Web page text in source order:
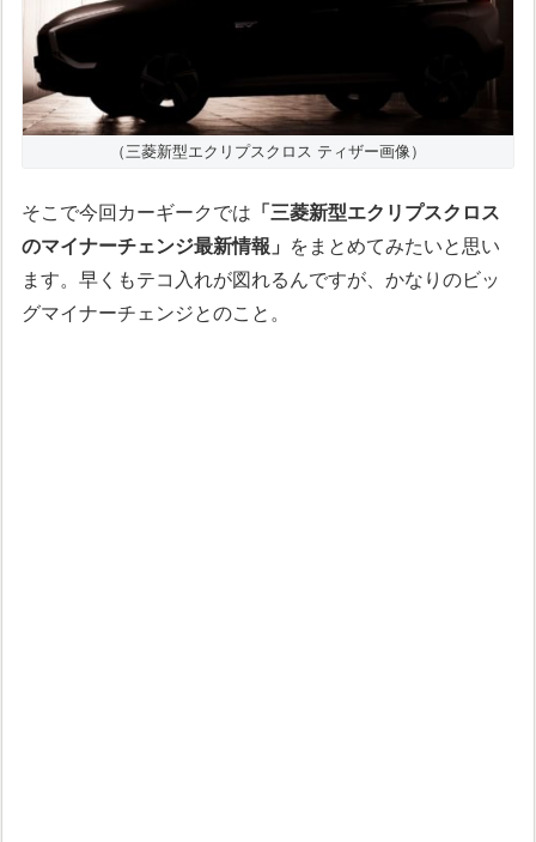
（三菱新型エクリプスクロス ティザー画像）
そこで今回カーギークでは 「三菱新型エクリプスクロス
のマイナーチェンジ最新情報」
をまとめてみたいと思い
ます。早くもテコ入れが図れるんですが、かなりのビッ
グマイナーチェンジとのこと。